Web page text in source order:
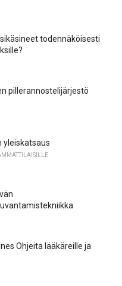
todennäköisesti
pillerannostelijärjestö
yleiskatsaus
Ohjeita lääkäreille ja